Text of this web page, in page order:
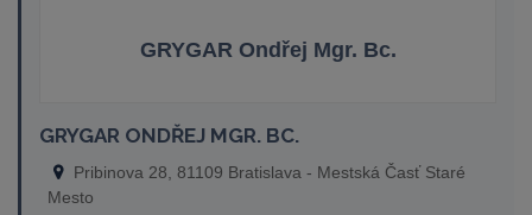
GRYGAR Ondřej Mgr. Bc.
GRYGAR ONDŘEJ MGR. BC.
Pribinova 28, 81109 Bratislava - Mestská Časť Staré
Mesto